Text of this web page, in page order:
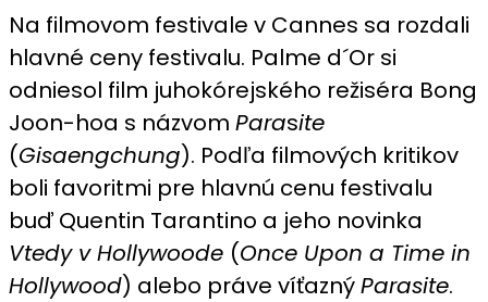
Parasite
režiséra
Bong
Joon-
hoa
vyhral
Palme
d
´Or
Na filmovom festivale v Cannes sa rozdali
hlavné ceny festivalu. Palme d´Or si
odniesol film juhokórejského režiséra Bong
Joon-hoa s názvom Parasite
(Gisaengchung). Podľa filmových kritikov
boli favoritmi pre hlavnú cenu festivalu
buď Quentin Tarantino a jeho novinka
Vtedy v Hollywoode (Once Upon a Time in
Hollywood) alebo práve víťaznýParasite.